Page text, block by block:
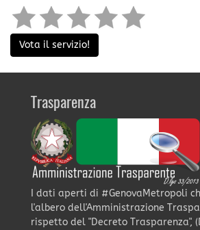
Vota il servizio!
Trasparenza
I dati aperti di #GenovaMetropoli
l'albero dell'Amministrazione
rispetto del "Decreto Trasparenza",